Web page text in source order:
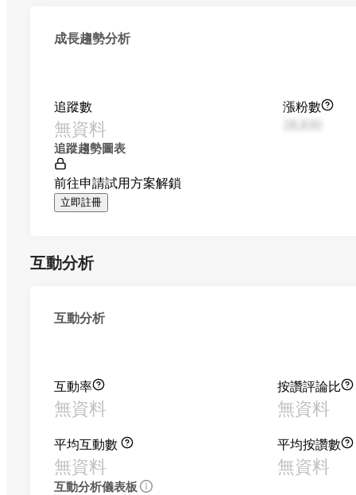
成長趨勢分析
追蹤數
無資料
漲粉數
追蹤趨勢圖表
前往申請試用方案解鎖
立即註冊
互動分析
互動分析
互動率
無資料
按讚評論比
無資料
平均互動數
無資料
平均按讚數
無資料
互動分析儀表板